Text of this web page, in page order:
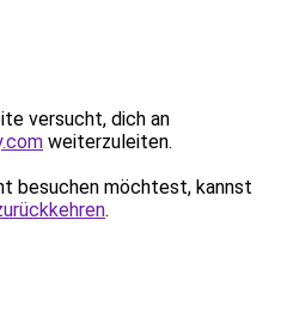
versucht, dich an
weiterzuleiten.
besuchen möchtest, kannst
.